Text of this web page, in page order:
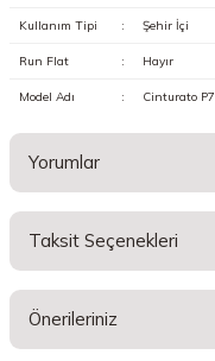
Kullanım Tipi : Şehir İçi
Run Flat : Hayır
Model Adı : Cinturato P7
Yorumlar
Taksit Seçenekleri
Önerileriniz